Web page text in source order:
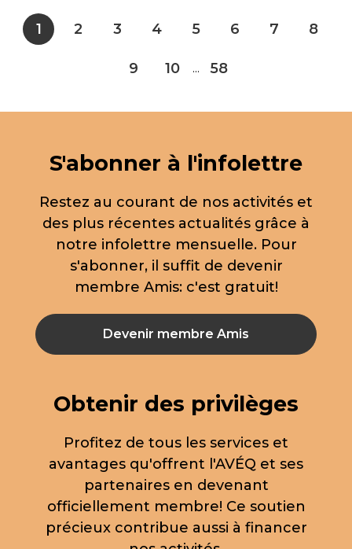
1 2 3 4 5 6 7 8
9 10 ... 58
S'abonner à l'infolettre
Restez au courant de nos activités et
des plus récentes actualités grâce à
notre infolettre mensuelle. Pour
s'abonner, il suffit de devenir
membre Amis: c'est gratuit!
Devenir membre Amis
Obtenir des privilèges
Profitez de tous les services et
avantages qu'offrent l'AVÉQ et ses
partenaires en devenant
officiellement membre! Ce soutien
précieux contribue aussi à financer